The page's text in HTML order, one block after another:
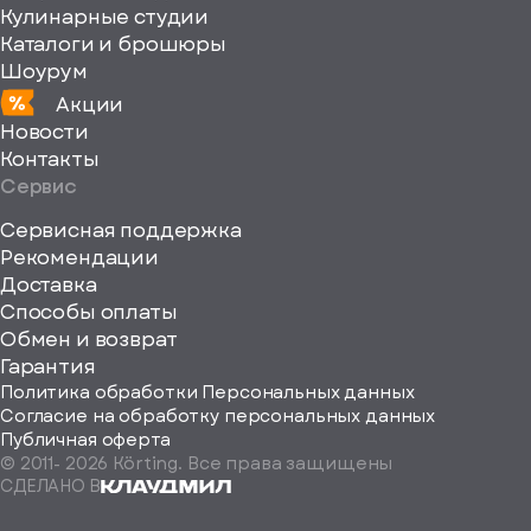
Кулинарные студии
Каталоги и брошюры
Шоурум
Акции
Новости
Контакты
Сервис
Сервисная поддержка
Рекомендации
Доставка
Способы оплаты
Обмен и возврат
Гарантия
Политика обработки Персональных данных
Согласие на обработку персональных данных
Публичная оферта
© 2011- 2026 Körting. Все права защищены
СДЕЛАНО В
Определить